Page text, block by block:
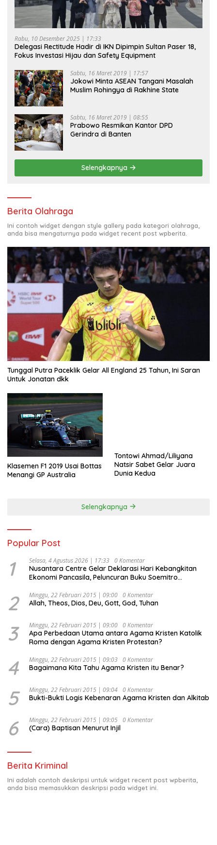
Rabu, 10 Desember 2025 | 17:33
Delegasi Rectitude Hadir di IKN Dipimpin Sultan Paser 18,
Fokus Investasi Hijau dan Safety Equipment
Sabtu, 16 Maret 2019 | 17:57
Jokowi Minta ASEAN Tangani Masalah
Muslim Rohingya di Rakhine State
Sabtu, 16 Maret 2019 | 08:55
Prabowo Resmikan Kantor DPD
Gerindra di Banten
Selengkapnya
Berita Olahraga
Ini contoh widget dengan style gallery pada kategori olahraga,
anda bisa mengaturnya pada widget recent post wpberita.
Tunggal Putra Paceklik Gelar All England 25 Tahun, Ini Saran
Untuk Jonatan dkk
Klasemen F1 2019 Usai Bottas
Menangi GP Australia
Tontowi Ahmad/Liliyana
Natsir Sabet Gelar Juara
Dunia Kedua
Selengkapnya
Popular Post
1 Selasa, 4 Agustus 2026 | 17:33 0 Komentar
Nusantara Centre Gelar Deklarasi Hari Kebangkitan
Ekonomi Pancasila, Peluncuran Buku Soemitro
Ekonomi Politik Indonesia) & Simposium Nasional
“Urgensi Undang-Undang Perekonomian Nasional dan
Indonesia Emas 2045”,
2 Minggu, 22 Februari 2015 | 09:00 0 Komentar
Allah, Theos, Dios, Deu, Gott, God, Tuhan
3 Minggu, 22 Februari 2015 | 09:00 0 Komentar
Apa Perbedaan Utama antara Agama Kristen Katolik
Roma dengan Agama Kristen Protestan?
4 Minggu, 22 Februari 2015 | 09:03 0 Komentar
Bagaimana Kita Tahu Agama Kristen itu Benar?
5 Minggu, 22 Februari 2015 | 09:04 0 Komentar
Bukti-Bukti Logis Kebenaran Agama Kristen dan Alkitab
6 Minggu, 22 Februari 2015 | 09:05 0 Komentar
(Cara) Baptisan Menurut Injil
Berita Kriminal
Ini adalah contoh deskripsi untuk widget recent post wpberita,
anda bisa memasukkan deskripsi pada widget ini.